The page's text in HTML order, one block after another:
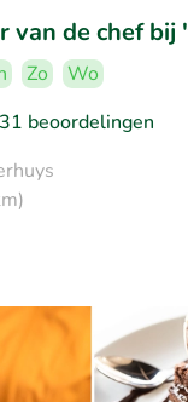
van de chef bij
Zo
Wo
beoordelingen